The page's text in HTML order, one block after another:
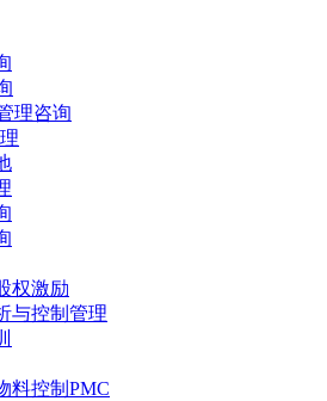
理咨询
权激励
与控制管理
料控制PMC